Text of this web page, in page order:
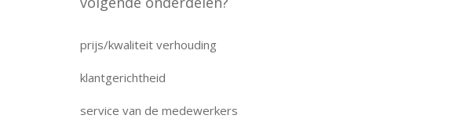
prijs/kwaliteit verhouding
klantgerichtheid
service van de medewerkers